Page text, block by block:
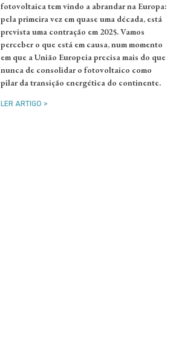
fotovoltaica tem vindo a abrandar na Europa:
pela primeira vez em quase uma década, está
prevista uma contração em 2025. Vamos
perceber o que está em causa, num momento
em que a União Europeia precisa mais do que
nunca de consolidar o fotovoltaico como
pilar da transição energética do continente.
LER ARTIGO >